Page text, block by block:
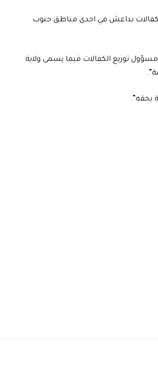
الكفالات بداعش في احدى مناطق جنوب
توزيع الكفالات فيما يسمى ولاية
بحقه”.